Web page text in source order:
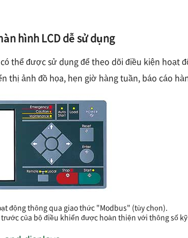
hình LCD dễ sử dụng
thể được sử dụng để theo dõi điều kiện hoạt
thị ảnh đồ họa, hẹn giờ hàng tuần, báo cáo
động thông qua giao thức "Modbus" (tùy chọn).
của bộ điều khiển được hoàn thiện với thông số